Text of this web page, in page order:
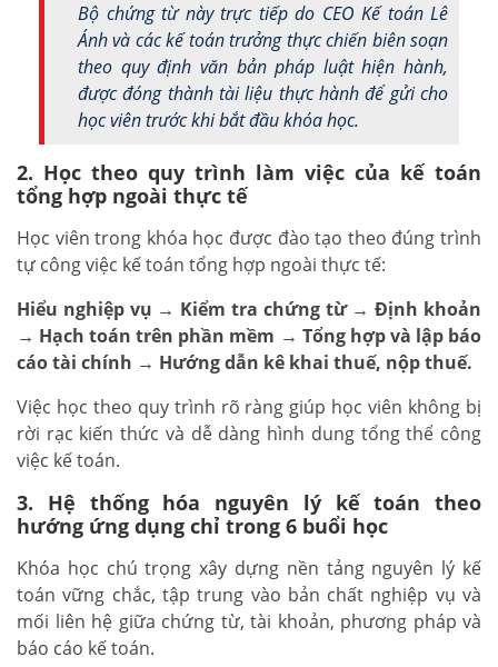
Bộ chứng từ này trực tiếp do CEO Kế toán Lê
Ánh và các kế toán trưởng thực chiến biên soạn
theo quy định văn bản pháp luật hiện hành,
được đóng thành tài liệu thực hành để gửi cho
học viên trước khi bắt đầu khóa học.
2. Học theo quy trình làm việc của kế toán
tổng hợp ngoài thực tế
Học viên trong khóa học được đào tạo theo đúng trình
tự công việc kế toán tổng hợp ngoài thực tế:
Hiểu nghiệp vụ → Kiểm tra chứng từ → Định khoản
→ Hạch toán trên phần mềm → Tổng hợp và lập báo
cáo tài chính → Hướng dẫn kê khai thuế, nộp thuế.
Việc học theo quy trình rõ ràng giúp học viên không bị
rời rạc kiến thức và dễ dàng hình dung tổng thể công
việc kế toán.
3. Hệ thống hóa nguyên lý kế toán theo
hướng ứng dụng chỉ trong 6 buổi học
Khóa học chú trọng xây dựng nền tảng nguyên lý kế
toán vững chắc, tập trung vào bản chất nghiệp vụ và
mối liên hệ giữa chứng từ, tài khoản, phương pháp và
báo cáo kế toán.